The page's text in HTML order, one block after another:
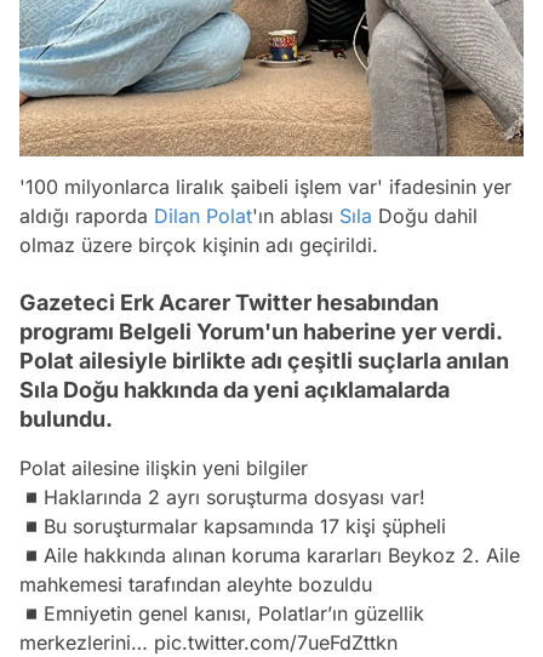
'100 milyonlarca liralık şaibeli işlem var' ifadesinin yer
aldığı raporda Dilan Polat'ın ablası Sıla Doğu dahil
olmaz üzere birçok kişinin adı geçirildi.
Gazeteci Erk Acarer Twitter hesabından
programı Belgeli Yorum'un haberine yer verdi.
Polat ailesiyle birlikte adı çeşitli suçlarla anılan
Sıla Doğu hakkında da yeni açıklamalarda
bulundu.
Polat ailesine ilişkin yeni bilgiler
◾️Haklarında 2 ayrı soruşturma dosyası var!
◾️Bu soruşturmalar kapsamında 17 kişi şüpheli
◾️Aile hakkında alınan koruma kararları Beykoz 2. Aile
mahkemesi tarafından aleyhte bozuldu
◾️Emniyetin genel kanısı, Polatlar’ın güzellik
merkezlerini… pic.twitter.com/7ueFdZttkn